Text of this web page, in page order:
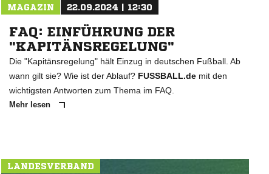
MAGAZIN 22.09.2024 | 12:30
FAQ: EINFÜHRUNG DER
"KAPITÄNSREGELUNG"
Die "Kapitänsregelung" hält Einzug in deutschen Fußball. Ab
wann gilt sie? Wie ist der Ablauf? FUSSBALL.de mit den
wichtigsten Antworten zum Thema im FAQ.
Mehr lesen
LANDESVERBAND